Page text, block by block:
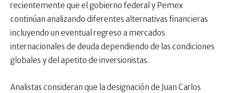
recientemente que el gobierno federal y Pemex
continúan analizando diferentes alternativas financieras
incluyendo un eventual regreso a mercados
internacionales de deuda dependiendo de las condiciones
globales y del apetito de inversionistas.
Analistas consideran que la designación de Juan Carlos